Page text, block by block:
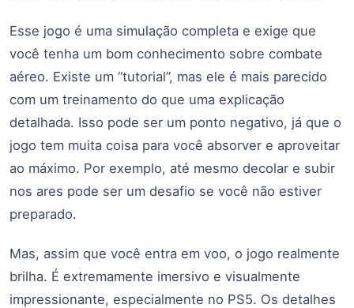
Esse jogo é uma simulação completa e exige que
você tenha um bom conhecimento sobre combate
aéreo. Existe um “tutorial”, mas ele é mais parecido
com um treinamento do que uma explicação
detalhada. Isso pode ser um ponto negativo, já que o
jogo tem muita coisa para você absorver e aproveitar
ao máximo. Por exemplo, até mesmo decolar e subir
nos ares pode ser um desafio se você não estiver
preparado.
Mas, assim que você entra em voo, o jogo realmente
brilha. É extremamente imersivo e visualmente
impressionante, especialmente no PS5. Os detalhes